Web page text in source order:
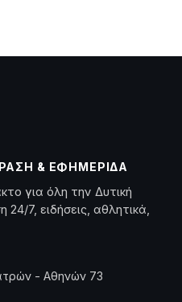
& ΕΦΗΜΕΡΊΔΑ
για όλη την Δυτική
7, ειδήσεις, αθλητικά,
- Αθηνών 73